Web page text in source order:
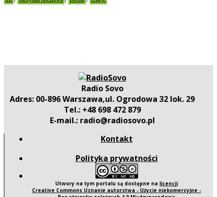
Radio Sovo
Adres: 00-896 Warszawa,ul. Ogrodowa 32 lok. 29
Tel.: +48 698 472 879
E-mail.: radio@radiosovo.pl
Kontakt
Polityka prywatności
Utwory na tym portalu są dostępne na licencji
Creative Commons Uznanie autorstwa - Użycie niekomercyjne -